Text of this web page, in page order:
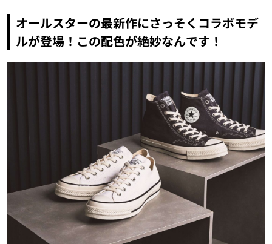
オールスターの最新作にさっそくコラボモデ
ルが登場！この配色が絶妙なんです！